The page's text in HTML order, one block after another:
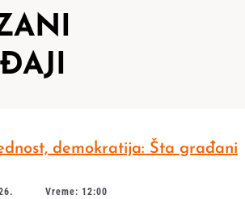
demokratija: Šta građani
Vreme: 12:00